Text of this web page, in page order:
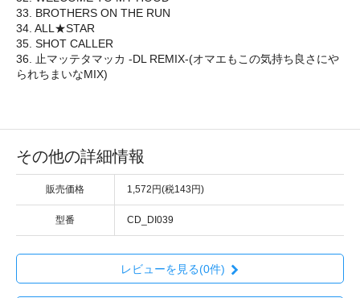
33. BROTHERS ON THE RUN
34. ALL★STAR
35. SHOT CALLER
36. 止マッテタマッカ -DL REMIX-(オマエもこの気持ち良さにや
られちまいなMIX)
その他の詳細情報
販売価格 1,572円(税143円)
型番 CD_DI039
レビューを見る(0件)